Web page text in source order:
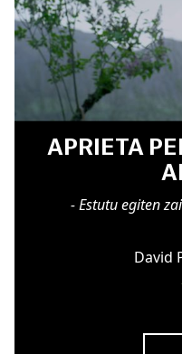
APRIETA
- Estutu egiten
David